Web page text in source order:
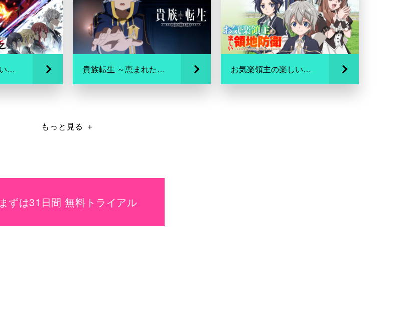
勇者パーティを追い出された器用貧乏 貴族転生 ～恵まれた生まれから最強の力を得る～ お気楽領主の楽しい領地防衛～生産系魔術で名もなき村を最強の城塞都市に～
もっと見る ＋
まずは31日間 無料トライアル